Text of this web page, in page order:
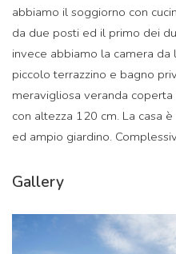
abbiamo il soggiorno con
da due posti ed il primo dei
invece abbiamo la camera
piccolo terrazzino e bagno
meravigliosa veranda
con altezza 120 cm. La casa
ed ampio giardino.
Gallery